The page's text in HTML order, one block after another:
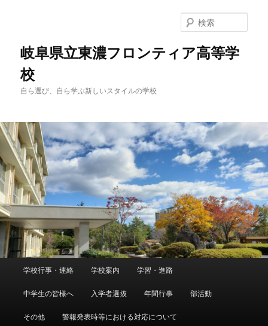
岐阜県立東濃フロンティア高等学
校
自ら選び、自ら学ぶ新しいスタイルの学校
索
メ
イ
ン
学校行事・連絡 学校案内 学習・進路
中学生の皆様へ 入学者選抜 年間行事 部活動
その他 警報発表時等における対応について